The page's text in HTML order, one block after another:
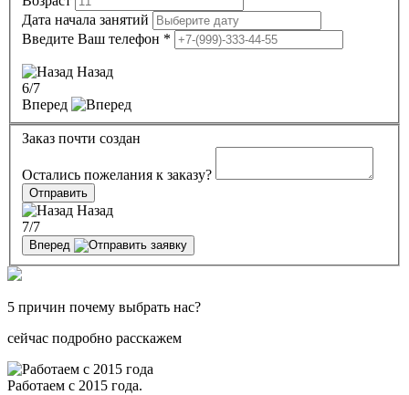
Дата начала занятий
Введите Ваш телефон *
Назад
6/7
Вперед
Заказ почти создан
Остались пожелания к заказу?
Отправить
Назад
7/7
Вперед
5 причин почему выбрать нас?
сейчас подробно расскажем
Работаем с 2015 года.